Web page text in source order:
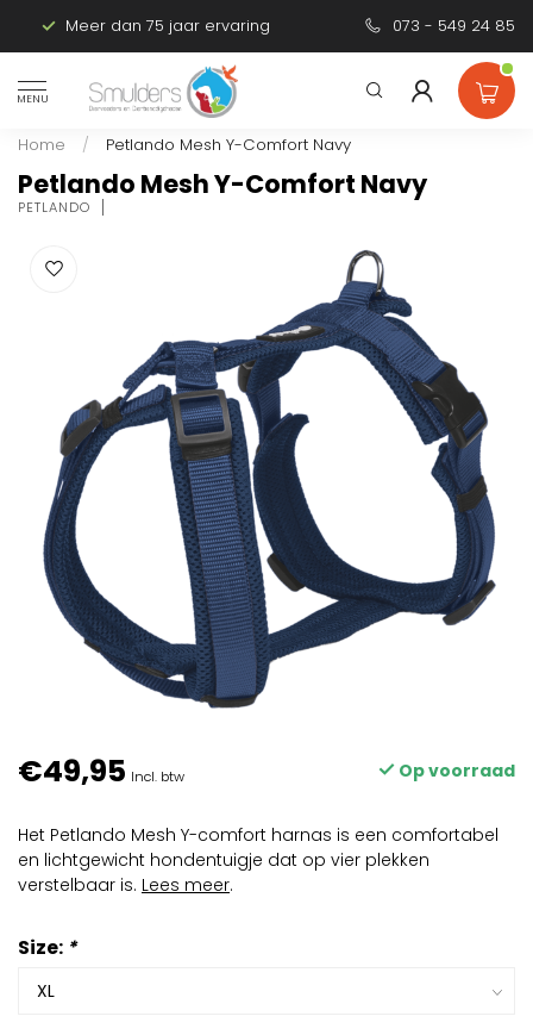
Meer dan 75 jaar ervaring Persoonlijk
073 - 549 24 85
MENU
Home / Petlando Mesh Y-Comfort Navy
Petlando Mesh Y-Comfort Navy
PETLANDO
€49,95 Incl. btw Op voorraad
Het Petlando Mesh Y-comfort harnas is een comfortabel
en lichtgewicht hondentuigje dat op vier plekken
verstelbaar is. Lees meer.
Size: *